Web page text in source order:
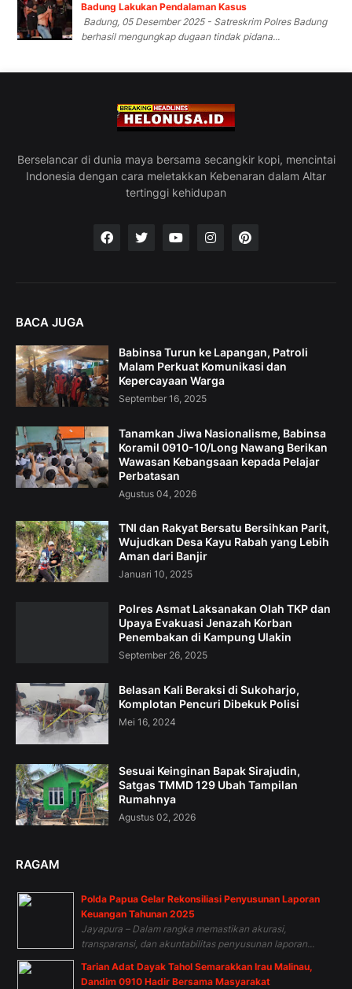
Badung Lakukan Pendalaman Kasus
Badung, 05 Desember 2025 - Satreskrim Polres Badung
berhasil mengungkap dugaan tindak pidana...
Berselancar di dunia maya bersama secangkir kopi, mencintai
Indonesia dengan cara meletakkan Kebenaran dalam Altar
tertinggi kehidupan
BACA JUGA
Babinsa Turun ke Lapangan, Patroli
Malam Perkuat Komunikasi dan
Kepercayaan Warga
September 16, 2025
Tanamkan Jiwa Nasionalisme, Babinsa
Koramil 0910-10/Long Nawang Berikan
Wawasan Kebangsaan kepada Pelajar
Perbatasan
Agustus 04, 2026
TNI dan Rakyat Bersatu Bersihkan Parit,
Wujudkan Desa Kayu Rabah yang Lebih
Aman dari Banjir
Januari 10, 2025
Polres Asmat Laksanakan Olah TKP dan
Upaya Evakuasi Jenazah Korban
Penembakan di Kampung Ulakin
September 26, 2025
Belasan Kali Beraksi di Sukoharjo,
Komplotan Pencuri Dibekuk Polisi
Mei 16, 2024
Sesuai Keinginan Bapak Sirajudin,
Satgas TMMD 129 Ubah Tampilan
Rumahnya
Agustus 02, 2026
RAGAM
Polda Papua Gelar Rekonsiliasi Penyusunan Laporan
Keuangan Tahunan 2025
Jayapura – Dalam rangka memastikan akurasi,
transparansi, dan akuntabilitas penyusunan laporan...
Tarian Adat Dayak Tahol Semarakkan Irau Malinau,
Dandim 0910 Hadir Bersama Masyarakat